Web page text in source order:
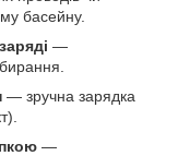
басейну.
—
— зручна зарядка
—